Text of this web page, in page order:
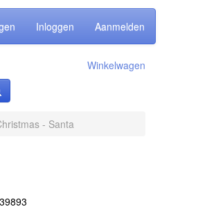
Inloggen Aanmelden
Winkelwagen
- Santa